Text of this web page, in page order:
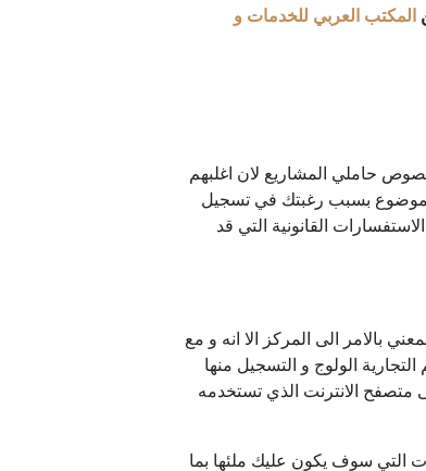
المكتب العربي للخدمات و
حاملي المشاريع لان اغلبهم
الموضوع بسبب رغبتك في تسجيل
القانونية التي قد
بالامر الى المركز الا انه و مع
الولوج و التسجيل منها
الانترنت الذي تستخدمه
التي سوف يكون عليك ملئها بما